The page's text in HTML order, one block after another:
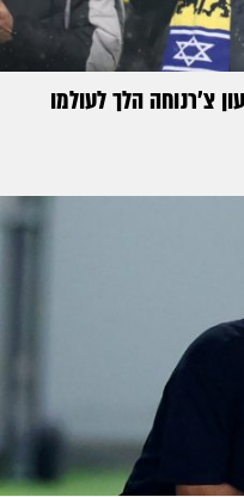
צ'רנוחה הלך לעולמו